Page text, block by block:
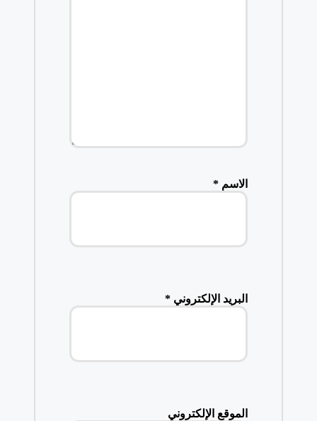
الاسم *
البريد الإلكتروني *
الموقع الإلكتروني